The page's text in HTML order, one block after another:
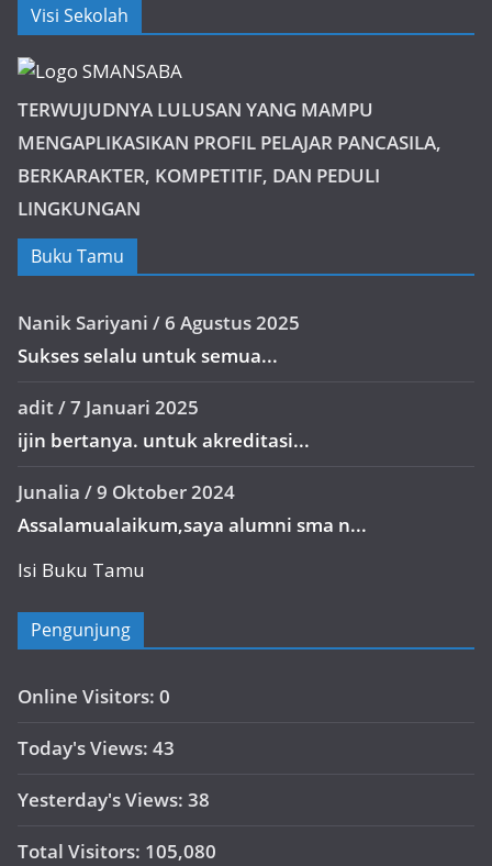
Visi Sekolah
TERWUJUDNYA LULUSAN YANG MAMPU
MENGAPLIKASIKAN PROFIL PELAJAR PANCASILA,
BERKARAKTER, KOMPETITIF, DAN PEDULI
LINGKUNGAN
Buku Tamu
Nanik Sariyani /6 Agustus 2025
Sukses selalu untuk semua...
adit/7 Januari 2025
ijin bertanya. untuk akreditasi...
Junalia /9 Oktober 2024
Assalamualaikum,saya alumni sma n...
Isi Buku Tamu
Pengunjung
Online Visitors: 0
Today's Views: 43
Yesterday's Views: 38
Total Visitors: 105,080